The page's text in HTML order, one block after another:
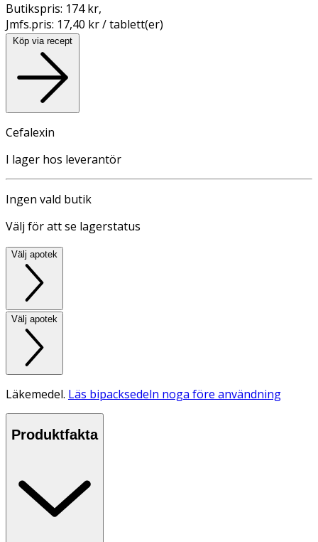
Butikspris: 174 kr,
Jmfs.pris: 17,40 kr / tablett(er)
Köp via recept
Cefalexin
I lager hos leverantör
Ingen vald butik
Välj för att se lagerstatus
Välj apotek
Välj apotek
Läkemedel. Läs bipacksedeln noga före användning
Produktfakta